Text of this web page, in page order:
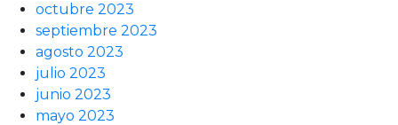
octubre 2023
septiembre 2023
agosto 2023
julio 2023
junio 2023
mayo 2023